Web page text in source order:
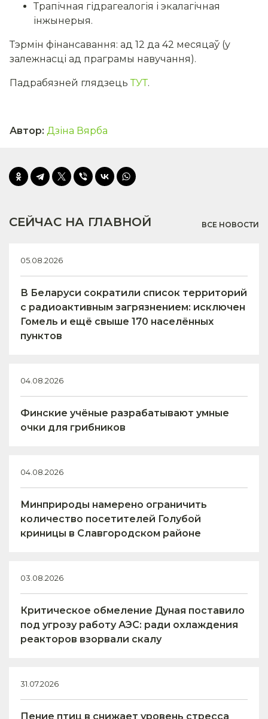
Трапічная гідрагеалогія і экалагічная
інжынерыя.
Тэрмін фінансавання: ад 12 да 42 месяцаў (у
залежнасці ад праграмы навучання).
Падрабязней глядзецьТУТ.
Автор: Дзіна Вярба
СЕЙЧАС НА ГЛАВНОЙ ВСЕ НОВОСТИ
05.08.2026
В Беларуси сократили список территорий
с радиоактивным загрязнением: исключен
Гомель и ещё свыше 170 населённых
пунктов
04.08.2026
Финские учёные разрабатывают умные
очки для грибников
04.08.2026
Минприроды намерено ограничить
количество посетителей Голубой
криницы в Славгородском районе
03.08.2026
Критическое обмеление Дуная поставило
под угрозу работу АЭС: ради охлаждения
реакторов взорвали скалу
31.07.2026
Пение птиц в снижает уровень стресса